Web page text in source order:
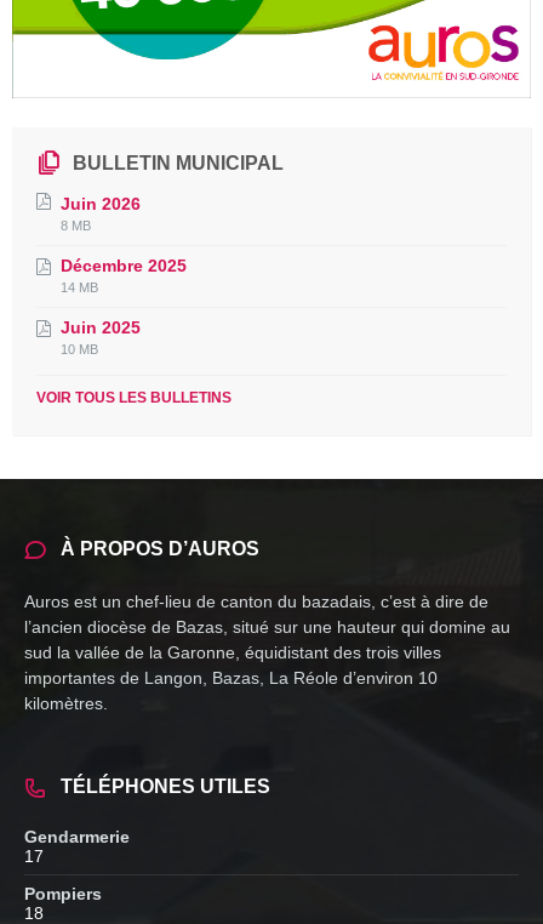
BULLETIN MUNICIPAL
Juin 2026
File
pdf
File
8 MB
Décembre 2025
File
pdf
File
14 MB
Juin 2025
File
pdf
File
10 MB
VOIR TOUS LES BULLETINS
À PROPOS D’AUROS
Auros est un chef-lieu de canton du bazadais, c’est à dire de
l’ancien diocèse de Bazas, situé sur une hauteur qui domine au
sud la vallée de la Garonne, équidistant des trois villes
importantes de Langon, Bazas, La Réole d’environ 10
kilomètres.
TÉLÉPHONES UTILES
Gendarmerie
17
Pompiers
18